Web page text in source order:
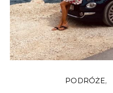
PODRÓŻE